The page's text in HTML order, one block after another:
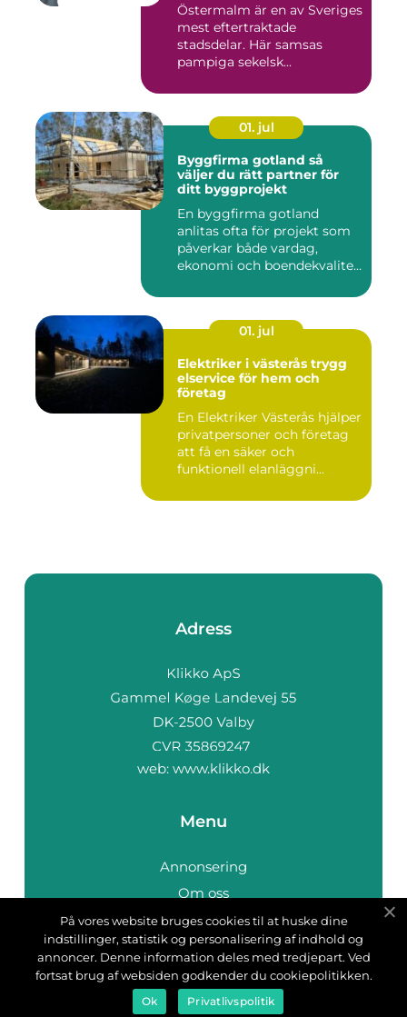
adress
Östermalm är en av Sveriges
mest eftertraktade
stadsdelar. Här samsas
pampiga sekelsk...
01. jul
Byggfirma gotland så
väljer du rätt partner för
ditt byggprojekt
En byggfirma gotland
anlitas ofta för projekt som
påverkar både vardag,
ekonomi och boendekvalitet
01. jul
Elektriker i västerås trygg
elservice för hem och
företag
En Elektriker Västerås hjälper
privatpersoner och företag
att få en säker och
funktionell elanläggni...
Adress
web: www.klikko.dk
Menu
Annonsering
Om oss
Cookies
Kontakta oss
Sitemap
På vores website bruges cookies til at huske dine
indstillinger, statistik og personalisering af indhold og
annoncer. Denne information deles med tredjepart. Ved
fortsat brug af websiden godkender du cookiepolitikken.
Ok Privatlivspolitik